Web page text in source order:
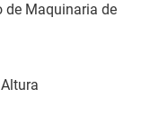
de Maquinaria de